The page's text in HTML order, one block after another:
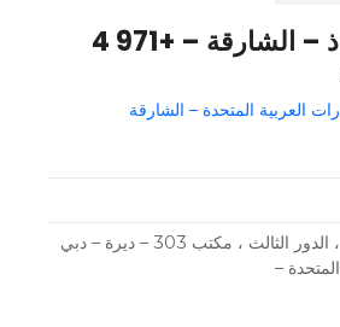
واتز للطاقة ذ – الشارقة – +971 4
العربية المتحدة – الشارقة
مبنى مكاتب ، الدور الثالث ، مكتب 303 – ديرة – دبي
–